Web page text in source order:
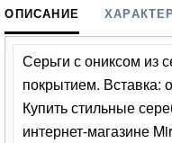
ОПИСАНИЕ
Серьги с ониксом из
покрытием. Вставка:
Купить стильные
интернет-магазине